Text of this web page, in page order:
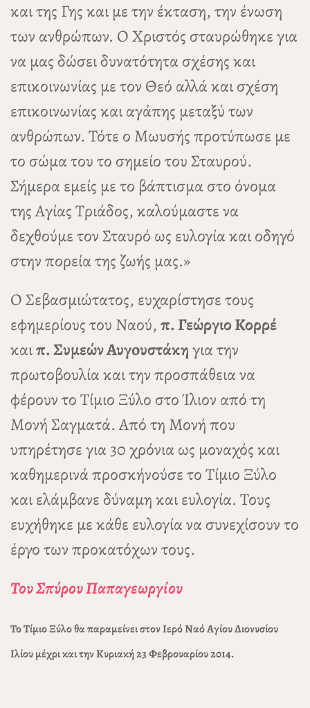
και της Γης και με την έκταση, την ένωση
των ανθρώπων. Ο Χριστός σταυρώθηκε για
να μας δώσει δυνατότητα σχέσης και
επικοινωνίας με τον Θεό αλλά και σχέση
επικοινωνίας και αγάπης μεταξύ των
ανθρώπων. Τότε ο Μωυσής προτύπωσε με
το σώμα του το σημείο του Σταυρού.
Σήμερα εμείς με το βάπτισμα στο όνομα
της Αγίας Τριάδος, καλούμαστε να
δεχθούμε τον Σταυρό ως ευλογία και οδηγό
στην πορεία της ζωής μας.»
Ο Σεβασμιώτατος, ευχαρίστησε τους
εφημερίους του Ναού,π. Γεώργιο Κορρέ
καιπ. Συμεών Αυγoυστάκηγια την
πρωτοβουλία και την προσπάθεια να
φέρουν το Τίμιο Ξύλο στο Ίλιον από τη
Μονή Σαγματά. Από τη Μονή που
υπηρέτησε για 30 χρόνια ως μοναχός και
καθημερινά προσκήνούσε το Τίμιο Ξύλο
και ελάμβανε δύναμη και ευλογία. Τους
ευχήθηκε με κάθε ευλογία να συνεχίσουν το
έργο των προκατόχων τους.
Του Σπύρου Παπαγεωργίου
Το Τίμιο Ξύλο θα παραμείνει στον Ιερό Ναό Αγίου Διονυσίου
Ιλίου μέχρι και την Κυριακή 23 Φεβρουαρίου 2014.